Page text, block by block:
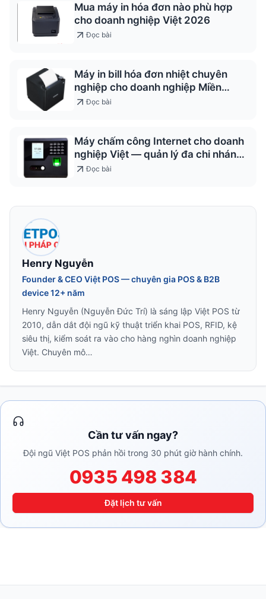
Mua máy in hóa đơn nào phù hợp
cho doanh nghiệp Việt 2026
Đọc bài
Máy in bill hóa đơn nhiệt chuyên
nghiệp cho doanh nghiệp Miền
Trung
Đọc bài
Máy chấm công Internet cho doanh
nghiệp Việt — quản lý đa chi nhánh
2026
Đọc bài
Henry Nguyễn
Founder & CEO Việt POS — chuyên gia POS & B2B
device 12+ năm
Henry Nguyễn (Nguyễn Đức Trí) là sáng lập Việt POS từ
2010, dẫn dắt đội ngũ kỹ thuật triển khai POS, RFID, kệ
siêu thị, kiểm soát ra vào cho hàng nghìn doanh nghiệp
Việt. Chuyên mô…
Cần tư vấn ngay?
Đội ngũ Việt POS phản hồi trong 30 phút giờ hành chính.
0935 498 384
Đặt lịch tư vấn